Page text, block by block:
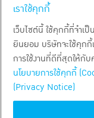
TH EN
สงวนลิขสิทธิ์ พ.ศ.
เราใช้คุกกี้
เว็บไซต์นี้ ใช้คุกกี้ที่จำเ
ยินยอม บริษัทจะใช้คุก
การใช้งานที่ดีที่สุดให้กั
นโยบายการใช้คุกกี้
(Privacy Notice)